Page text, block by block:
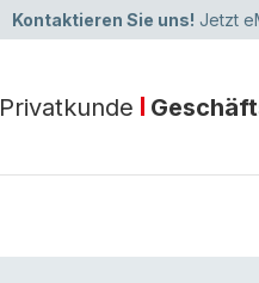
Kontaktieren Sie uns! Jetzt
Privatkunde